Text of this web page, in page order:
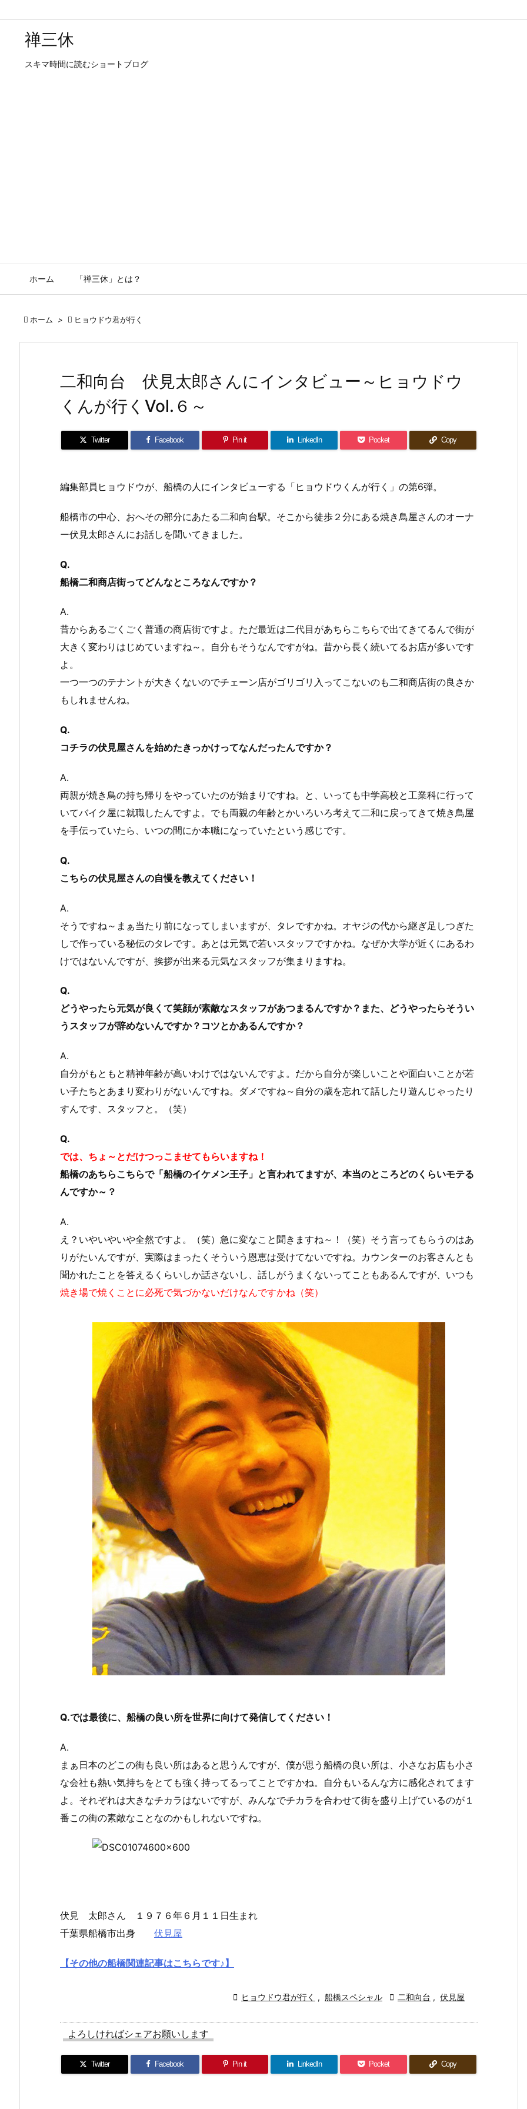
禅三休
スキマ時間に読むショートブログ
ホーム 「禅三休」とは？
 ホーム >  ヒョウドウ君が行く
二和向台 伏見太郎さんにインタビュー～ヒョウドウ
くんが行くVol.６～
Twitter Facebook Pin it LinkedIn Pocket Copy
編集部員ヒョウドウが、船橋の人にインタビューする「ヒョウドウくんが行く」の第6弾。
船橋市の中心、おへその部分にあたる二和向台駅。そこから徒歩２分にある焼き鳥屋さんのオーナ
ー伏見太郎さんにお話しを聞いてきました。
Q.
船橋二和商店街ってどんなところなんですか？
A.
昔からあるごくごく普通の商店街ですよ。ただ最近は二代目があちらこちらで出てきてるんで街が
大きく変わりはじめていますね～。自分もそうなんですがね。昔から長く続いてるお店が多いです
よ。
一つ一つのテナントが大きくないのでチェーン店がゴリゴリ入ってこないのも二和商店街の良さか
もしれませんね。
Q.
コチラの伏見屋さんを始めたきっかけってなんだったんですか？
A.
両親が焼き鳥の持ち帰りをやっていたのが始まりですね。と、いっても中学高校と工業科に行って
いてバイク屋に就職したんですよ。でも両親の年齢とかいろいろ考えて二和に戻ってきて焼き鳥屋
を手伝っていたら、いつの間にか本職になっていたという感じです。
Q.
こちらの伏見屋さんの自慢を教えてください！
A.
そうですね～まぁ当たり前になってしまいますが、タレですかね。オヤジの代から継ぎ足しつぎた
しで作っている秘伝のタレです。あとは元気で若いスタッフですかね。なぜか大学が近くにあるわ
けではないんですが、挨拶が出来る元気なスタッフが集まりますね。
Q.
どうやったら元気が良くて笑顔が素敵なスタッフがあつまるんですか？ また、どうやったらそうい
うスタッフが辞めないんですか？コツとかあるんですか？
A.
自分がもともと精神年齢が高いわけではないんですよ。だから自分が楽しいことや面白いことが若
い子たちとあまり変わりがないんですね。ダメですね～自分の歳を忘れて話したり遊んじゃったり
すんです、スタッフと。（笑）
Q.
では、ちょ～とだけつっこませてもらいますね！
船橋のあちらこちらで「船橋のイケメン王子」と言われてますが、本当のところどのくらいモテる
んですか～？
A.
え？いやいやいや全然ですよ。（笑）急に変なこと聞きますね～！（笑）そう言ってもらうのはあ
りがたいんですが、実際はまったくそういう恩恵は受けてないですね。カウンターのお客さんとも
聞かれたことを答えるくらいしか話さないし、話しがうまくないってこともあるんですが、いつも
焼き場で焼くことに必死で気づかないだけなんですかね（笑）
Q.では最後に、船橋の良い所を世界に向けて発信してください！
A.
まぁ日本のどこの街も良い所はあると思うんですが、僕が思う船橋の良い所は、小さなお店も小さ
な会社も熱い気持ちをとても強く持ってるってことですかね。自分もいるんな方に感化されてます
よ。それぞれは大きなチカラはないですが、みんなでチカラを合わせて街を盛り上げているのが１
番この街の素敵なことなのかもしれないですね。
伏見 太郎さん １９７６年６月１１日生まれ
千葉県船橋市出身 伏見屋
【その他の船橋関連記事はこちらです♪】
 ヒョウドウ君が行く , 船橋スペシャル  二和向台 , 伏見屋
よろしければシェアお願いします
Twitter Facebook Pin it LinkedIn Pocket Copy